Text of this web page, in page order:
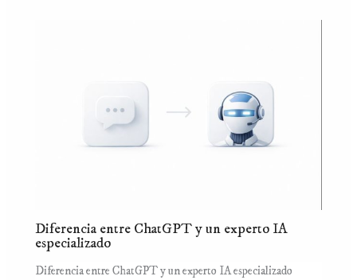
Diferencia entre ChatGPT y un experto IA
especializado
Diferencia entre ChatGPT y un experto IA especializado